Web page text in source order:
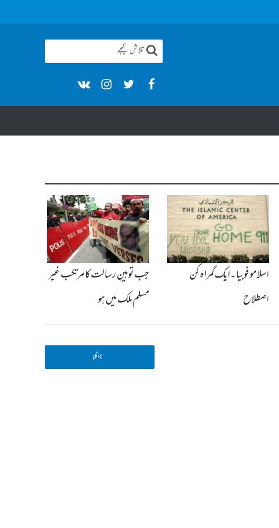
اسلامو فوبیا۔ایک گمراہ کن
اصطلاح
جب توہینِ رسالت کا مرتکب غیر
مسلم ملک میں ہو
اگلا